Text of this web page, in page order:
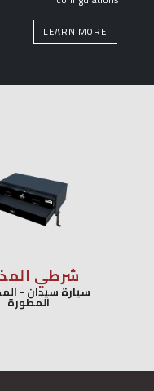
LEARN MORE
شرطي
سيارة سيدان -
المطورة